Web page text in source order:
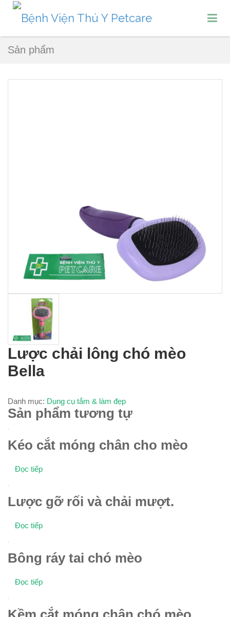
Sản phẩm
Lược chải lông chó mèo
Bella
Danh mục: Dụng cụ tắm & làm đẹp
Sản phẩm tương tự
Kéo cắt móng chân cho mèo
Đọc tiếp
Lược gỡ rối và chải mượt.
Đọc tiếp
Bông ráy tai chó mèo
Đọc tiếp